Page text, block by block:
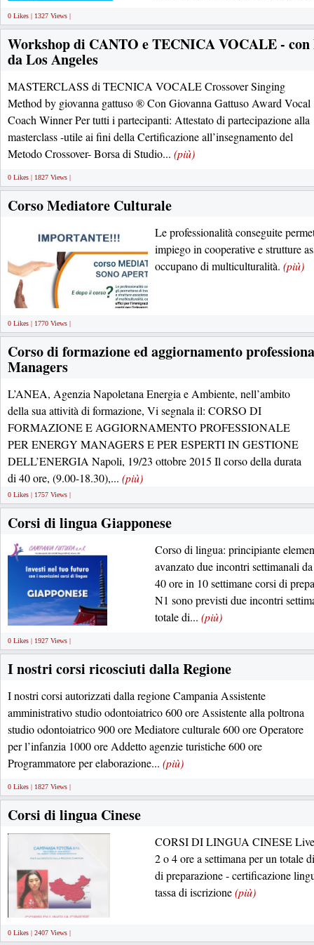
0 Likes | 1327 Views |
Workshop di CANTO e TECNICA VOCALE -
da Los Angeles
MASTERCLASS di TECNICA VOCALE Crossover Singing
Method by giovanna gattuso ® Con Giovanna Gattuso Award Vocal
Coach Winner Per tutti i partecipanti: Attestato di partecipazione alla
masterclass -utile ai fini della Certificazione all’insegnamento del
Metodo Crossover- Borsa di Studio... (più)
0 Likes | 1827 Views |
Corso Mediatore Culturale
Le professionalità conseguite
impiego in cooperative e strutture
occupano di multiculturalità. (più)
0 Likes | 1770 Views |
Corso di formazione ed aggiornamento
Managers
L’ANEA, Agenzia Napoletana Energia e Ambiente, nell’ambito
della sua attività di formazione, Vi segnala il: CORSO DI
FORMAZIONE E AGGIORNAMENTO PROFESSIONALE
PER ENERGY MANAGERS E PER ESPERTI IN GESTIONE
DELL’ENERGIA Napoli, 19/23 ottobre 2015 Il corso della durata
di 40 ore, (9.00-18.30),... (più)
0 Likes | 1757 Views |
Corsi di lingua Giapponese
Corso di lingua: principiante
avanzato due incontri settimanali
40 ore in 10 settimane corsi di
N1 sono previsti due incontri
totale di... (più)
0 Likes | 1927 Views |
I nostri corsi ricosciuti dalla Regione
I nostri corsi autorizzati dalla regione Campania Assistente
amministrativo studio odontoiatrico 600 ore Assistente alla poltrona
studio odontoiatrico 900 ore Mediatore culturale 600 ore Operatore
per l’infanzia 1000 ore Addetto agenzie turistiche 600 ore
Programmatore per elaborazione... (più)
0 Likes | 1827 Views |
Corsi di lingua Cinese
CORSI DI LINGUA CINESE
2 o 4 ore a settimana per un totale
di preparazione - certificazione
tassa di iscrizione(più)
0 Likes | 2407 Views |